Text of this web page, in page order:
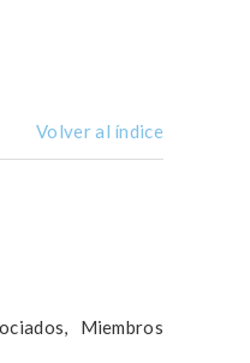
Volver al índice
Miembros